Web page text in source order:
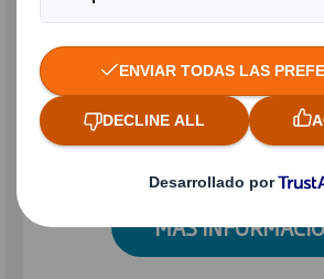
Sustitución del
Descubre nuestras
MÁS